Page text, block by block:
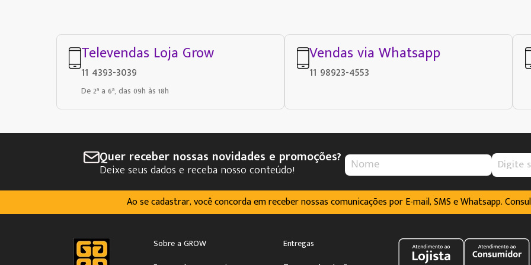
Televendas Loja Grow
11 4393-3039
De 2ª a 6ª, das 09h às 18h
Vendas via Whatsapp
11 98923-4553
Quer receber nossas novidades e promoções?
Deixe seus dados e receba nosso conteúdo!
Ao se cadastrar, você concorda em receber nossas comunicações por E-mail, SMS e Whatsapp.
Sobre a GROW
Entregas